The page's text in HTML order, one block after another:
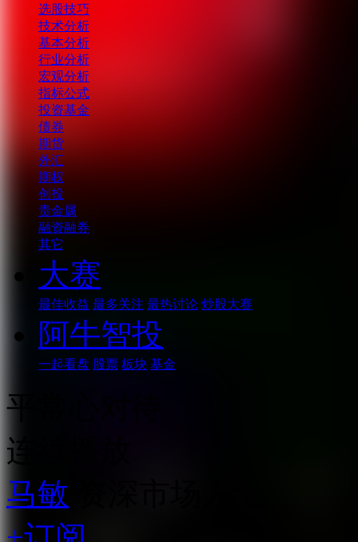
选股技巧
技术分析
基本分析
行业分析
宏观分析
指标公式
投资基金
债券
期货
外汇
期权
创投
贵金属
融资融券
其它
大赛
最佳收益 最多关注 最热讨论 炒股大赛
阿牛智投
一起看盘 股票 板块 基金
平常心对待
连续播放
马敏